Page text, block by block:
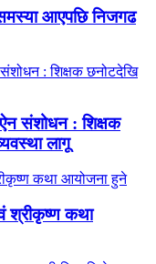
आएपछि निजगढ
ऐन संशोधन : शिक्षक
लागू
श्रीकृष्ण कथा